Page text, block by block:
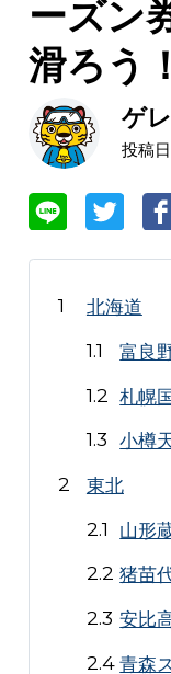
ーズン
滑ろう！
ゲ
投稿日
北海道
富良
札幌
小樽
東北
山形
猪苗
安比
青森